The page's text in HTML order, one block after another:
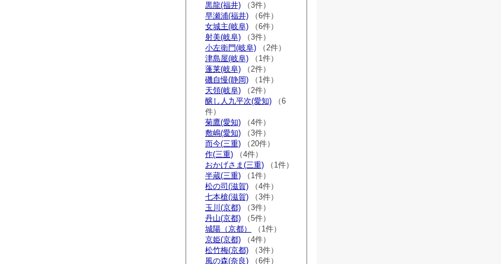
黒龍(福井) （3件）
早瀬浦(福井) （6件）
女城主(岐阜) （6件）
射美(岐阜) （3件）
小左衛門(岐阜) （2件）
津島屋(岐阜) （1件）
蓬莱(岐阜) （2件）
磯自慢(静岡) （1件）
天領(岐阜) （2件）
醸し人九平次(愛知) （6
件）
菊鷹(愛知) （4件）
敷嶋(愛知) （3件）
而今(三重) （20件）
作(三重) （4件）
おかげさま(三重) （1件）
半蔵(三重) （1件）
松の司(滋賀) （4件）
七本槍(滋賀) （3件）
玉川(京都) （3件）
丹山(京都) （5件）
城陽（京都）
（1件）
京姫(京都) （4件）
松竹梅(京都) （3件）
風の森(奈良) （6件）